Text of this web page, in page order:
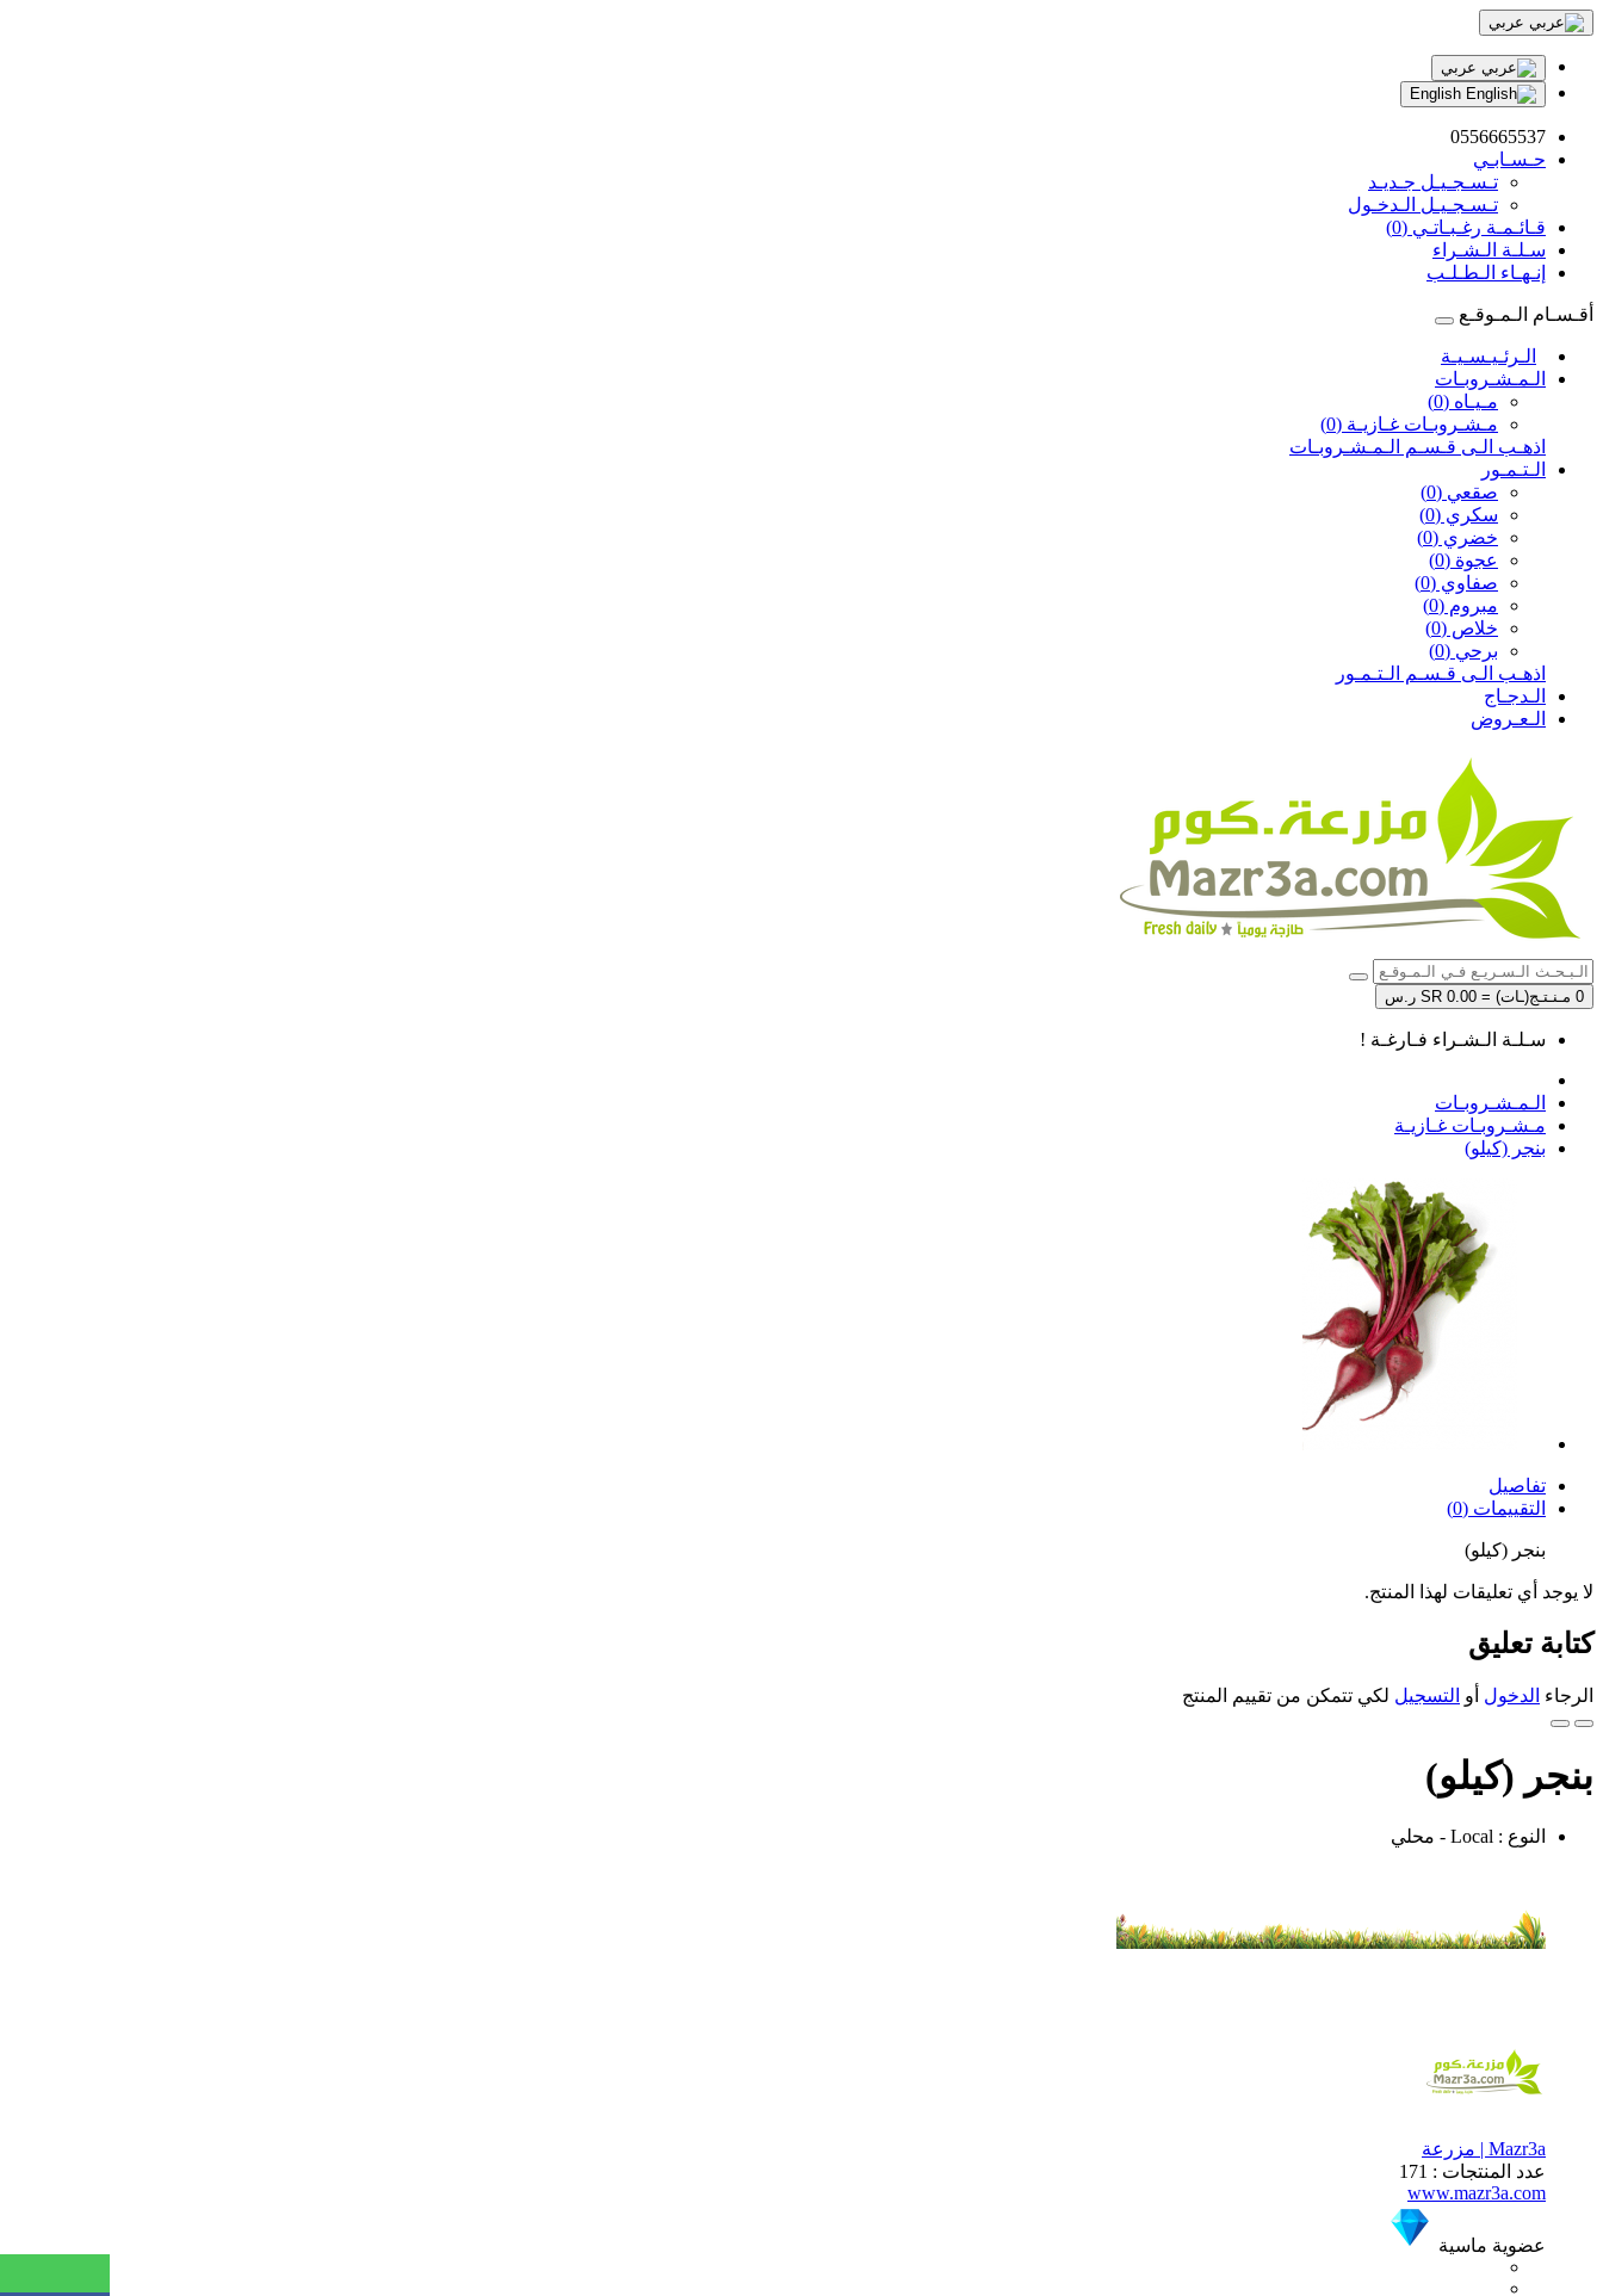
عربي
عربي
0556665537
حـسـابـي
تـسـجـيـل جـديـد
تـسـجـيـل الـدخـول
قـائـمـة رغـبـاتـي (0)
سـلـة الـشـراء
إنـهـاء الـطـلـب
أقـسـام الـمـوقـع
الـرئـيـسـيـة
الـمـشـروبـات
مـيـاه (0)
مـشـروبـات غـازيـة (0)
اذهـب الـى قـسـم الـمـشـروبـات
الـتـمـور
صقعي (0)
سكري (0)
خضري (0)
عجوة (0)
صفاوي (0)
مبروم (0)
خلاص (0)
برحي (0)
اذهـب الـى قـسـم الـتـمـور
الـدجـاج
الـعـروض
0 مـنـتـج(ـات) = SR 0.00 ر.س
سـلـة الـشـراء فـارغـة !
الـمـشـروبـات
مـشـروبـات غـازيـة
بنجر (كيلو)
تفاصيل
التقييمات (0)
بنجر (كيلو)
لا يوجد أي تعليقات لهذا المنتج.
كتابة تعليق
الرجاء الدخول أو التسجيل لكي تتمكن من تقييم المنتج
بنجر (كيلو)
النوع : Local - محلي
Mazr3a | مزرعة
عدد المنتجات : 171
www.mazr3a.com
عضوية ماسية